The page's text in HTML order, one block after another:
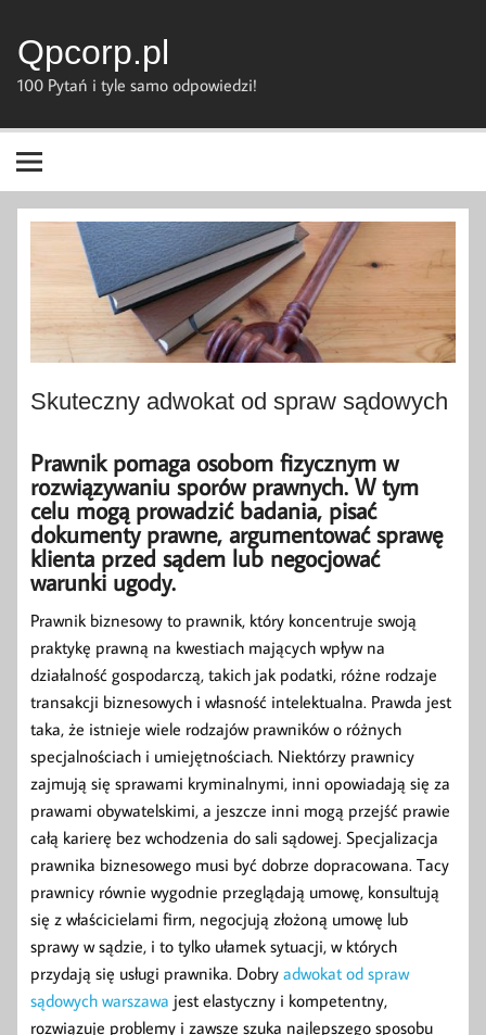
content
Qpcorp.pl
100 Pytań i tyle samo odpowiedzi!
Skuteczny adwokat od spraw sądowych
Prawnik pomaga osobom fizycznym w
rozwiązywaniu sporów prawnych. W tym
celu mogą prowadzić badania, pisać
dokumenty prawne, argumentować sprawę
klienta przed sądem lub negocjować
warunki ugody.
Prawnik biznesowy to prawnik, który koncentruje swoją
praktykę prawną na kwestiach mających wpływ na
działalność gospodarczą, takich jak podatki, różne rodzaje
transakcji biznesowych i własność intelektualna. Prawda jest
taka, że istnieje wiele rodzajów prawników o różnych
specjalnościach i umiejętnościach. Niektórzy prawnicy
zajmują się sprawami kryminalnymi, inni opowiadają się za
prawami obywatelskimi, a jeszcze inni mogą przejść prawie
całą karierę bez wchodzenia do sali sądowej. Specjalizacja
prawnika biznesowego musi być dobrze dopracowana. Tacy
prawnicy równie wygodnie przeglądają umowę, konsultują
się z właścicielami firm, negocjują złożoną umowę lub
sprawy w sądzie, i to tylko ułamek sytuacji, w których
przydają się usługi prawnika. Dobry adwokat od spraw
sądowych warszawa jest elastyczny i kompetentny,
rozwiązuje problemy i zawsze szuka najlepszego sposobu